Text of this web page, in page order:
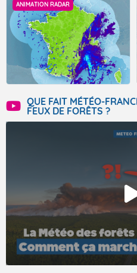
ANIMATION RADAR
QUE FAIT MÉTÉO-
FEUX DE FORÊTS ?